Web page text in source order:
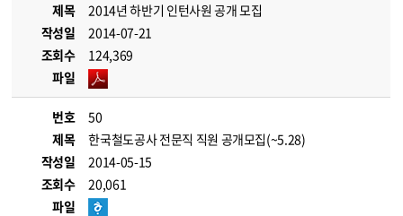
제목
2014년 하반기 인턴사원 공개 모집
작성일
2014-07-21
조회수
124,369
파일
번호
50
제목
한국철도공사 전문직 직원 공개모집(~5.28)
작성일
2014-05-15
조회수
20,061
파일